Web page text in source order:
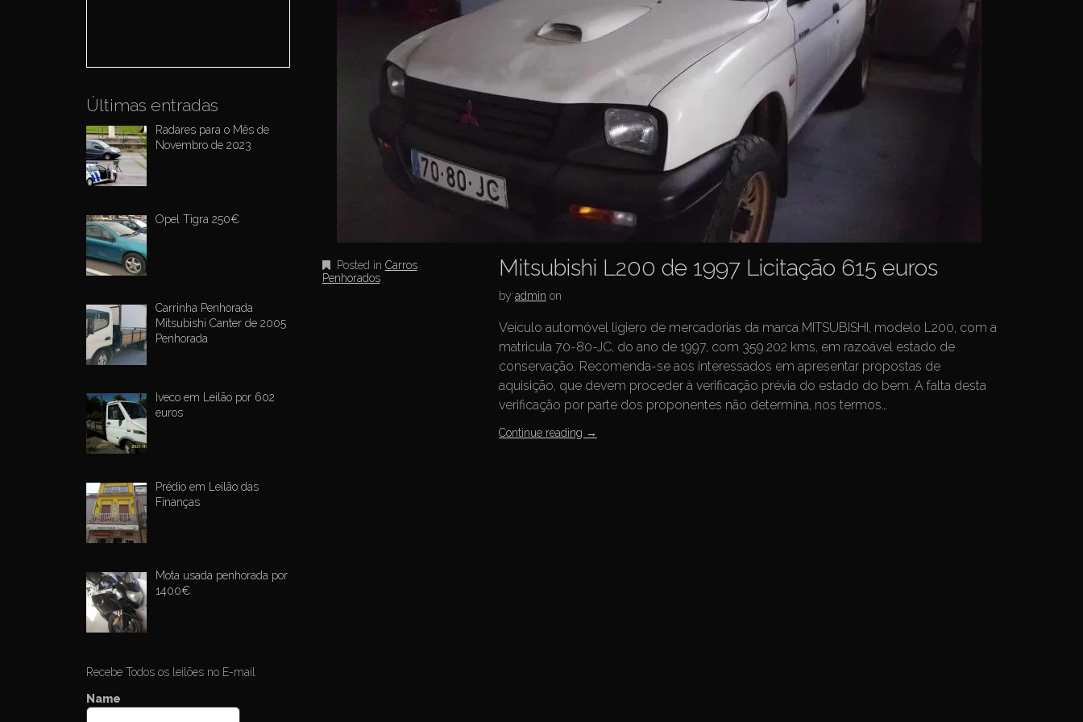
Posted in Carros
Penhorados
Mitsubishi L200 de 1997 Licitação 615 euros
by admin on
Veículo automóvel ligiero de mercadorias da marca MITSUBISHI, modelo L200, com a
matricula 70-80-JC, do ano de 1997, com 359.202 kms, em razoável estado de
conservação. Recomenda-se aos interessados em apresentar propostas de
aquisição, que devem proceder à verificação prévia do estado do bem. A falta desta
verificação por parte dos proponentes não determina, nos termos…
Continue reading →
Últimas entradas
Radares para o Mês de
Novembro de 2023
Opel Tigra 250€
Carrinha Penhorada
Mitsubishi Canter de 2005
Penhorada
Iveco em Leilão por 602
euros
Prédio em Leilão das
Finanças
Mota usada penhorada por
1400€
Recebe Todos os leilões no E-mail
Name